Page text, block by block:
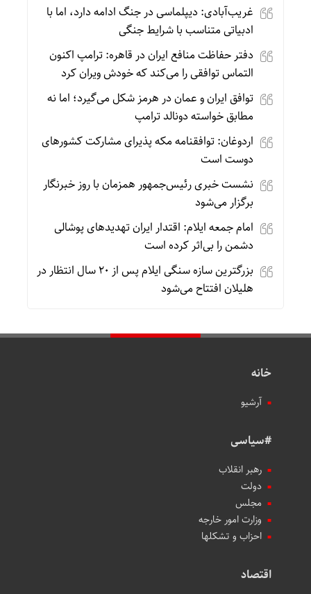
غریب‌آبادی: دیپلماسی در جنگ ادامه دارد، اما با
ادبیاتی متناسب با شرایط جنگی
دفتر حفاظت منافع ایران در قاهره: ترامپ اکنون
التماس توافقی را می‌کند که خودش ویران کرد
توافق ایران و عمان در هرمز شکل می‌گیرد؛ اما نه
مطابق خواسته دونالد ترامپ
اردوغان: توافقنامه مکه پذیرای مشارکت کشورهای
دوست است
نشست خبری رئیس‌جمهور همزمان با روز خبرنگار
برگزار می‌شود
امام جمعه ایلام: اقتدار ایران تهدیدهای پوشالی
دشمن را بی‌اثر کرده است
بزرگترین سازه سنگی ایلام پس از ۲۰ سال انتظار در
هلیلان افتتاح می‌شود
خانه
آرشیو
#سیاسی
رهبر انقلاب
دولت
مجلس
وزارت امور خارجه
احزاب و تشکلها
اقتصاد